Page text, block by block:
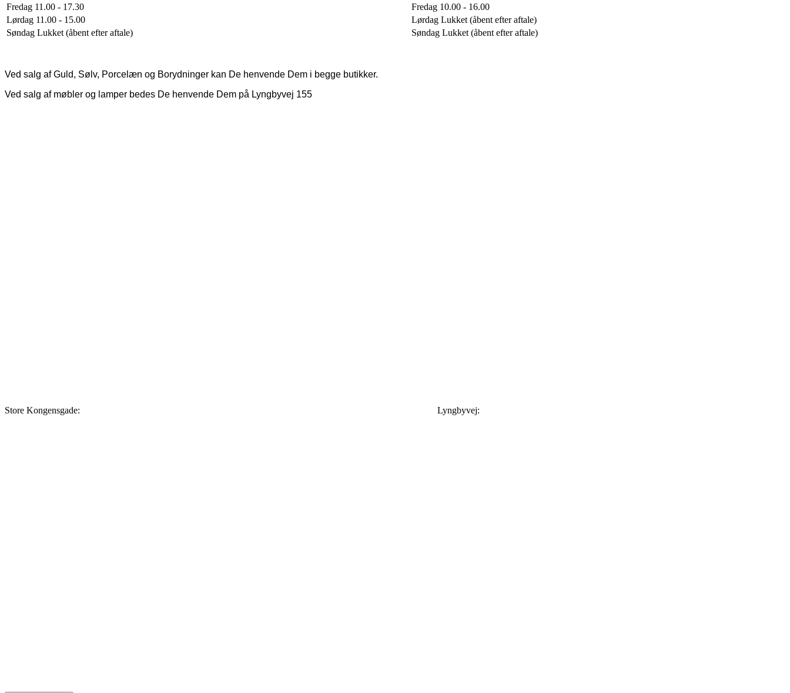
Fredag 11.00 - 17.30
Fredag 10.00 - 16.00
Lørdag 11.00 - 15.00
Lørdag Lukket (åbent efter aftale)
Søndag Lukket (åbent efter aftale)
Søndag Lukket (åbent efter aftale)
Ved salg af Guld, Sølv, Porcelæn og Borydninger kan De henvende Dem i begge butikker.
Ved salg af møbler og lamper bedes De henvende Dem på Lyngbyvej 155
Store Kongensgade: Lyngbyvej: